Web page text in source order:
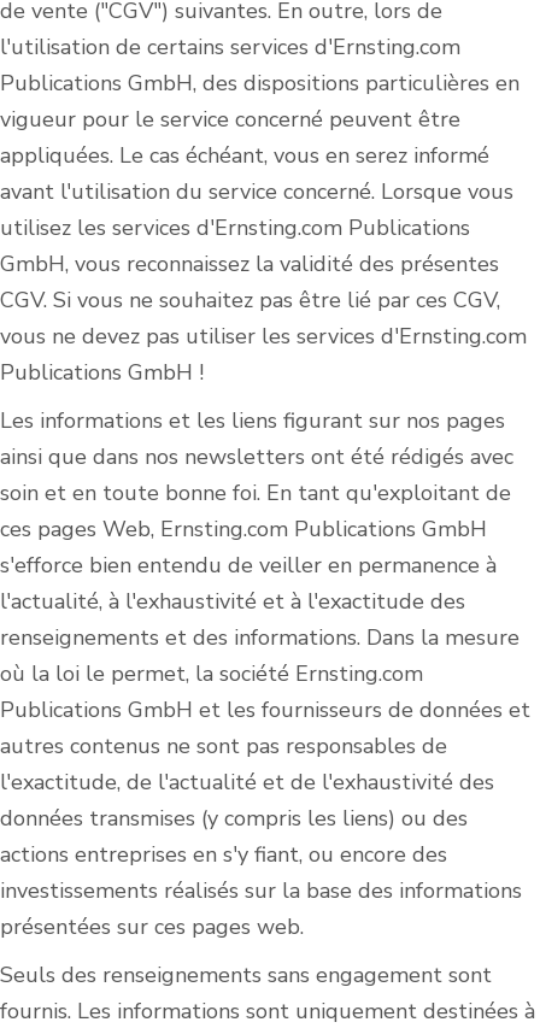
de vente ("CGV") suivantes. En outre, lors de
l'utilisation de certains services d'Ernsting.com
Publications GmbH, des dispositions particulières en
vigueur pour le service concerné peuvent être
appliquées. Le cas échéant, vous en serez informé
avant l'utilisation du service concerné. Lorsque vous
utilisez les services d'Ernsting.com Publications
GmbH, vous reconnaissez la validité des présentes
CGV. Si vous ne souhaitez pas être lié par ces CGV,
vous ne devez pas utiliser les services d'Ernsting.com
Publications GmbH !
Les informations et les liens figurant sur nos pages
ainsi que dans nos newsletters ont été rédigés avec
soin et en toute bonne foi. En tant qu'exploitant de
ces pages Web, Ernsting.com Publications GmbH
s'efforce bien entendu de veiller en permanence à
l'actualité, à l'exhaustivité et à l'exactitude des
renseignements et des informations. Dans la mesure
où la loi le permet, la société Ernsting.com
Publications GmbH et les fournisseurs de données et
autres contenus ne sont pas responsables de
l'exactitude, de l'actualité et de l'exhaustivité des
données transmises (y compris les liens) ou des
actions entreprises en s'y fiant, ou encore des
investissements réalisés sur la base des informations
présentées sur ces pages web.
Seuls des renseignements sans engagement sont
fournis. Les informations sont uniquement destinées à